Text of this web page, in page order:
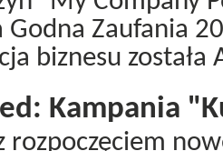
Godna Zaufania
biznesu
Kampania
rozpoczęciem